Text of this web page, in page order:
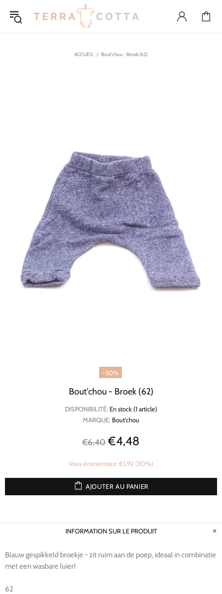
ACCUEIL Bout'chou - Broek (62)
-30%
Bout'chou - Broek (62)
DISPONIBILITÉ: En stock (1 article)
MARQUE: Bout'chou
€6,40 €4,48
Vous économisez: €1,92 (30%)
AJOUTER AU PANIER
INFORMATION SUR LE PRODUIT
Blauw gespikkeld broekje - zit ruim aan de poep, ideaal in combinatie
met een wasbare luier!
62